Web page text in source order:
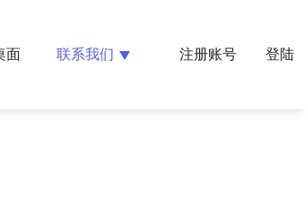
面 联系我们 注册账号 登陆